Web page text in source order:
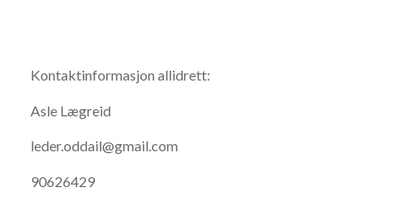
Kontaktinformasjon allidrett:
Asle Lægreid
leder.oddail@gmail.com
90626429